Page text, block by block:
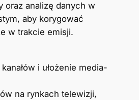
oraz analizę danych w
aby korygować
w trakcie emisji.
i ułożenie media-
na rynkach telewizji,